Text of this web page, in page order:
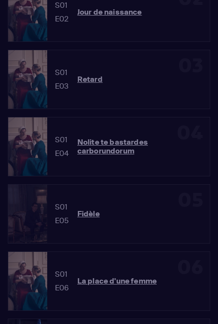
S01
E02
Jour de naissance
S01
E03
Retard
S01
E04
Nolite te bastardes
carborundorum
S01
E05
Fidèle
S01
E06
La place d'une femme